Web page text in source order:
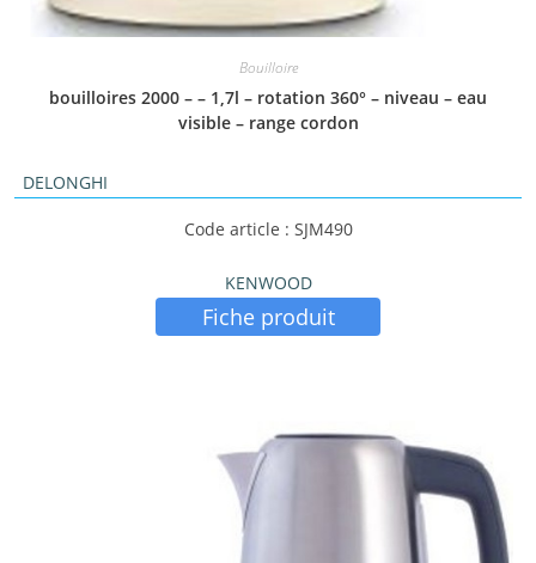
Bouilloire
bouilloires 2000 – – 1,7l – rotation 360° – niveau – eau
visible – range cordon
DELONGHI
Code article : SJM490
KENWOOD
Fiche produit